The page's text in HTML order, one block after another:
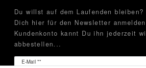
Du willst auf dem Laufenden bleiben?
Dich hier für den Newsletter
Kundenkonto kannt Du ihn jederzeit
abbestellen...
E-Mail **
Newsletter